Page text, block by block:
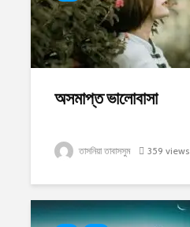
অসমাপ্ত ভালোবাসা
তাসনিয়া তাবাসসুম 359 views